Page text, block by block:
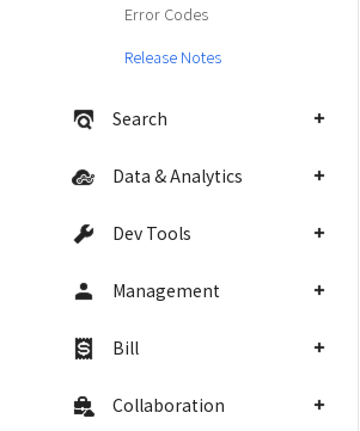
Error Codes
Release Notes
Search
Data & Analytics
Dev Tools
Management
Bill
Collaboration